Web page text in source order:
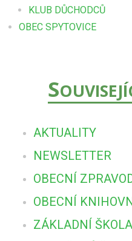
KLUB DŮCHODCŮ
OBEC SPYTOVICE
S
AKTUALITY
NEWSLETTER
OBECNÍ
OBECNÍ
ZÁKLADNÍ ŠKOLA